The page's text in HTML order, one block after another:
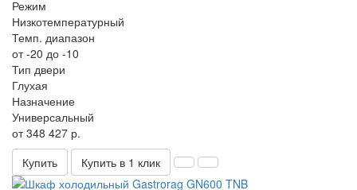
Режим
Низкотемпературный
Темп. диапазон
от -20 до -10
Тип двери
Глухая
Назначение
Универсальный
от 348 427 р.
Купить
Купить в 1 клик